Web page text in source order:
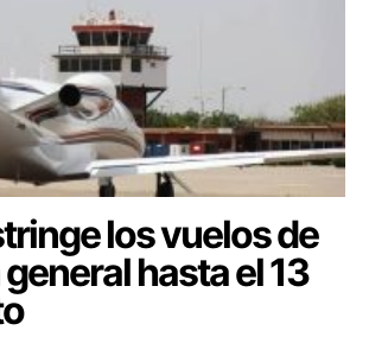
los vuelos de
hasta el 13